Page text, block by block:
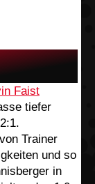
Faist
tiefer
Trainer
und so
in